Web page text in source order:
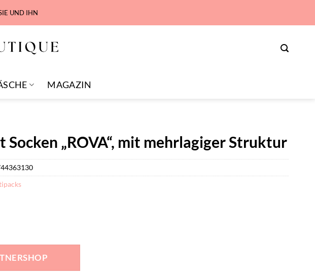
UND IHN
MAGAZIN
Socken „ROVA“, mit mehrlagiger Struktur